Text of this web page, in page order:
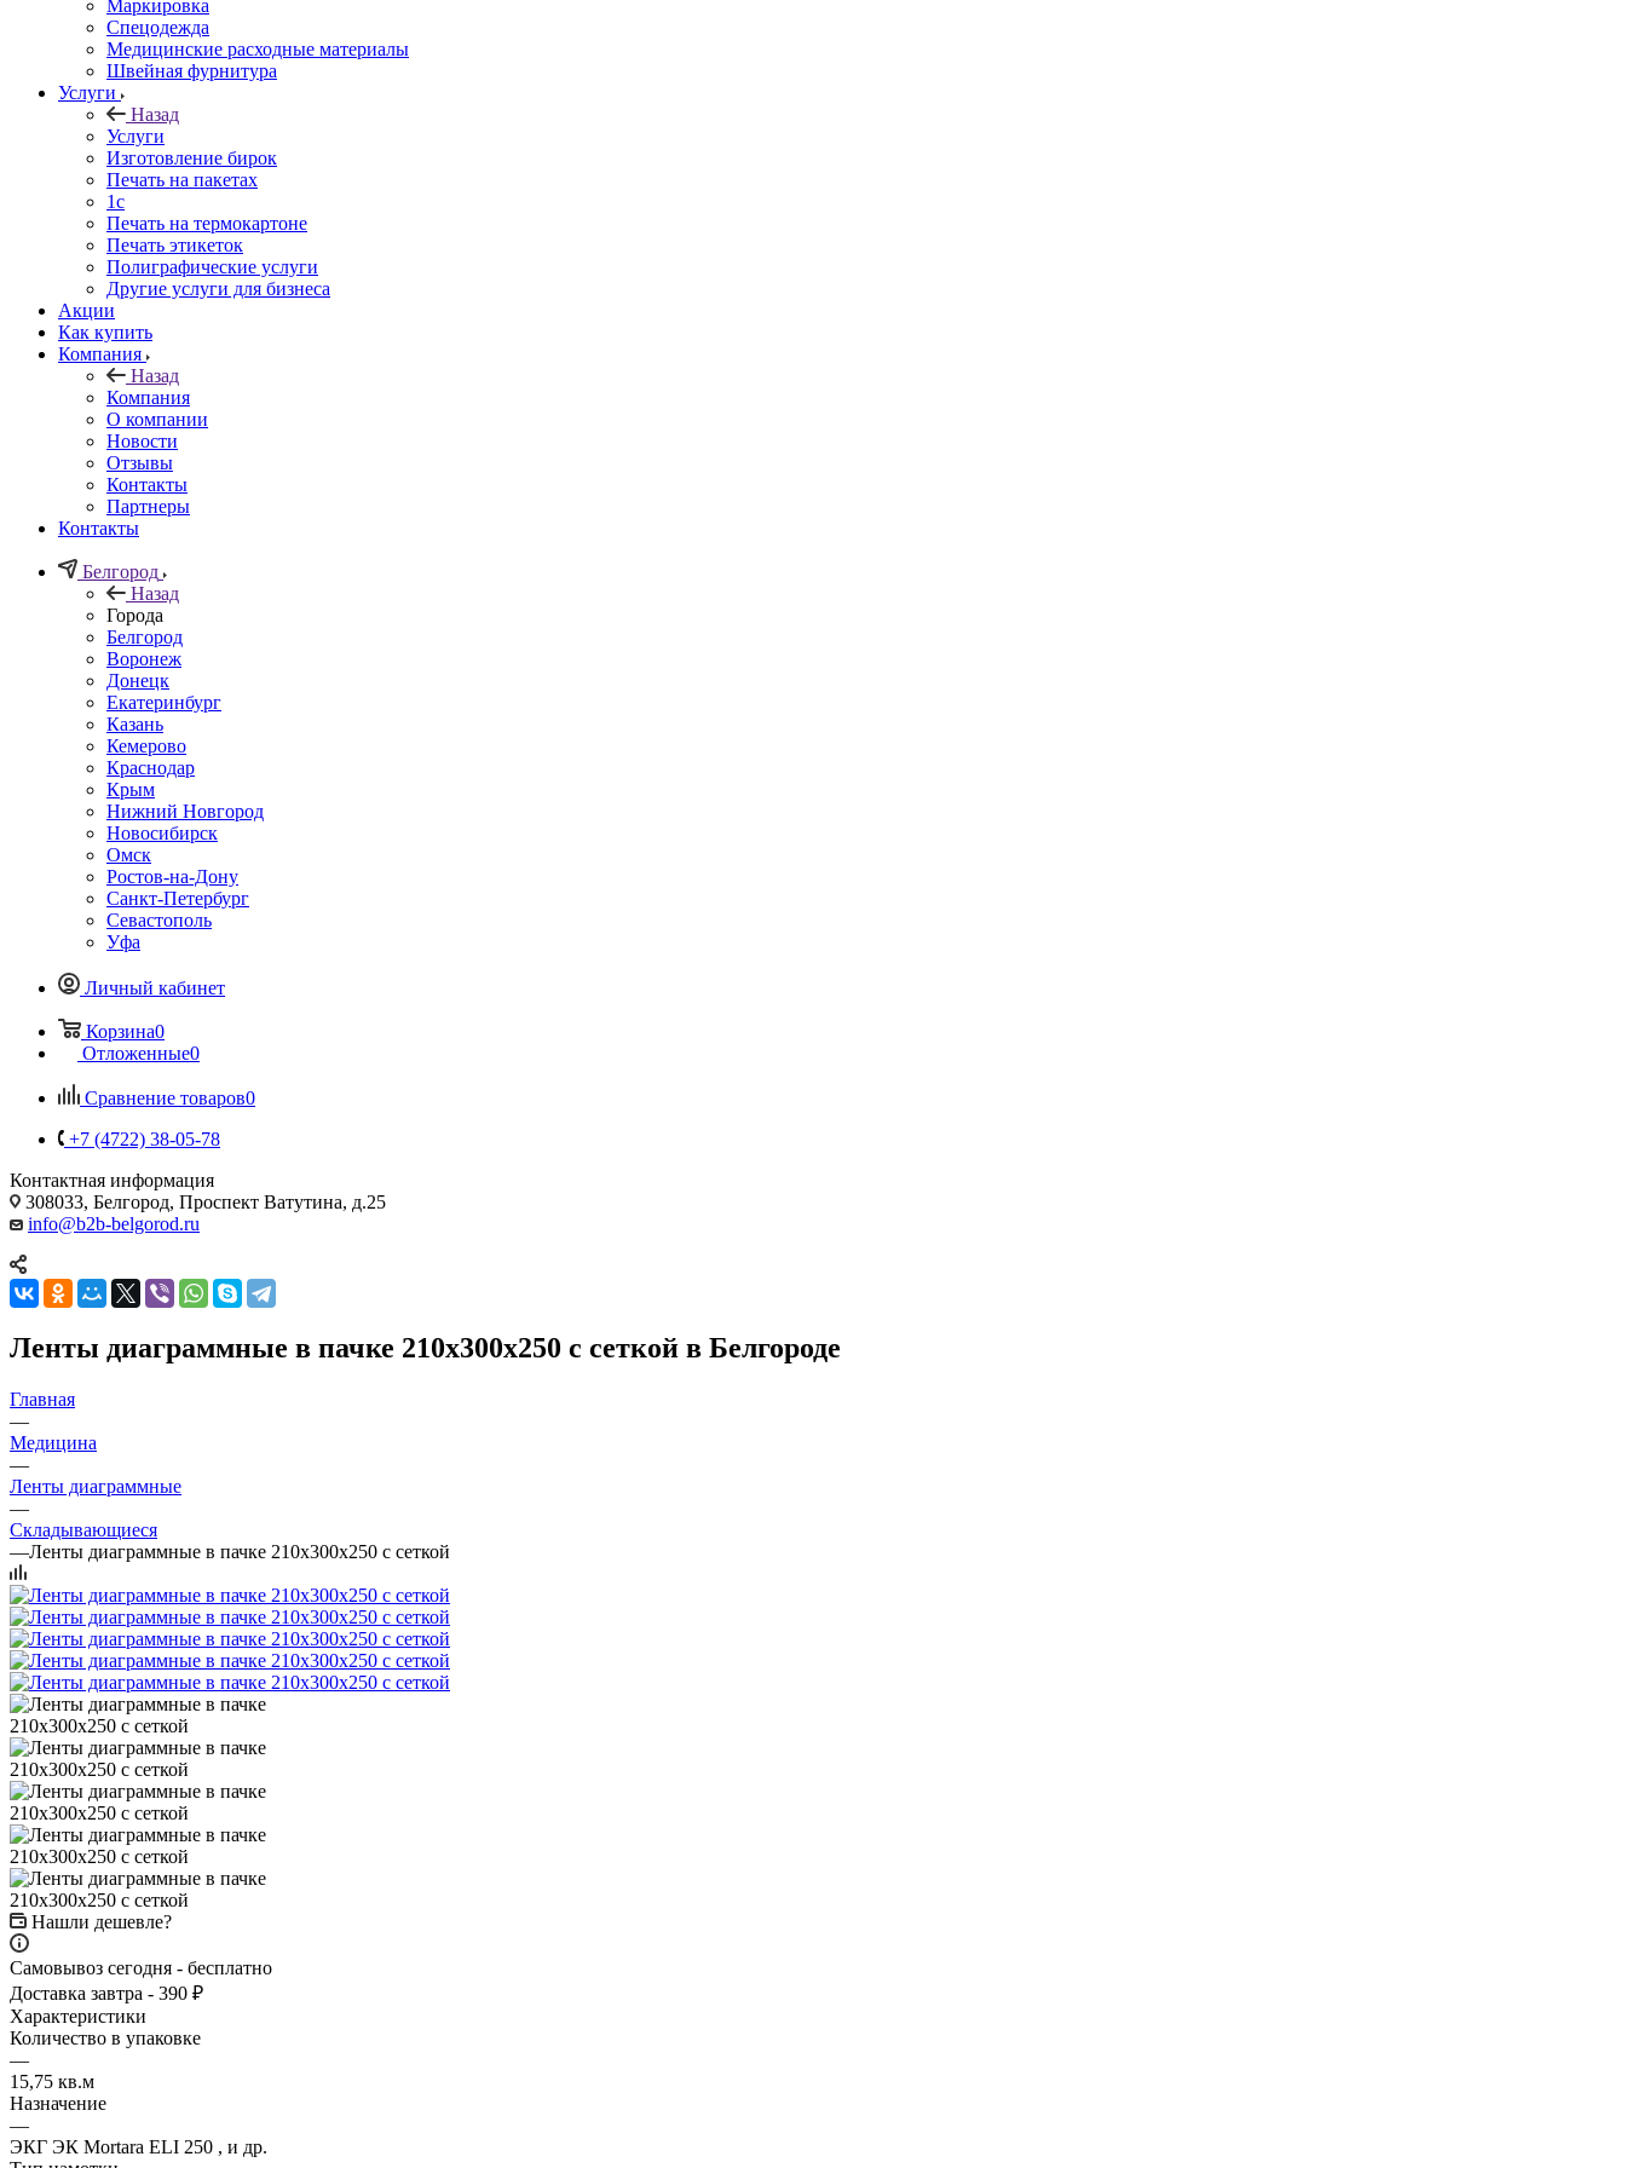
Маркировка
Спецодежда
Медицинские расходные материалы
Швейная фурнитура
Услуги
Назад
Услуги
Изготовление бирок
Печать на пакетах
1c
Печать на термокартоне
Печать этикеток
Полиграфические услуги
Другие услуги для бизнеса
Акции
Как купить
Компания
Назад
Компания
О компании
Новости
Отзывы
Контакты
Партнеры
Контакты
Белгород
Назад
Города
Белгород
Воронеж
Донецк
Екатеринбург
Казань
Кемерово
Краснодар
Крым
Нижний Новгород
Новосибирск
Омск
Ростов-на-Дону
Санкт-Петербург
Севастополь
Уфа
Личный кабинет
Корзина0
Отложенные0
Сравнение товаров0
+7 (4722) 38-05-78
Контактная информация
308033, Белгород, Проспект Ватутина, д.25
info@b2b-belgorod.ru
Ленты диаграммные в пачке 210х300х250 с сеткой в Белгороде
Главная
—
Медицина
—
Ленты диаграммные
—
Складывающиеся
—Ленты диаграммные в пачке 210х300х250 с сеткой
Нашли дешевле?
Самовывоз сегодня - бесплатно
Доставка завтра - 390 ₽
Характеристики
Количество в упаковке
—
15,75 кв.м
Назначение
—
ЭКГ ЭК Mortara ELI 250 , и др.